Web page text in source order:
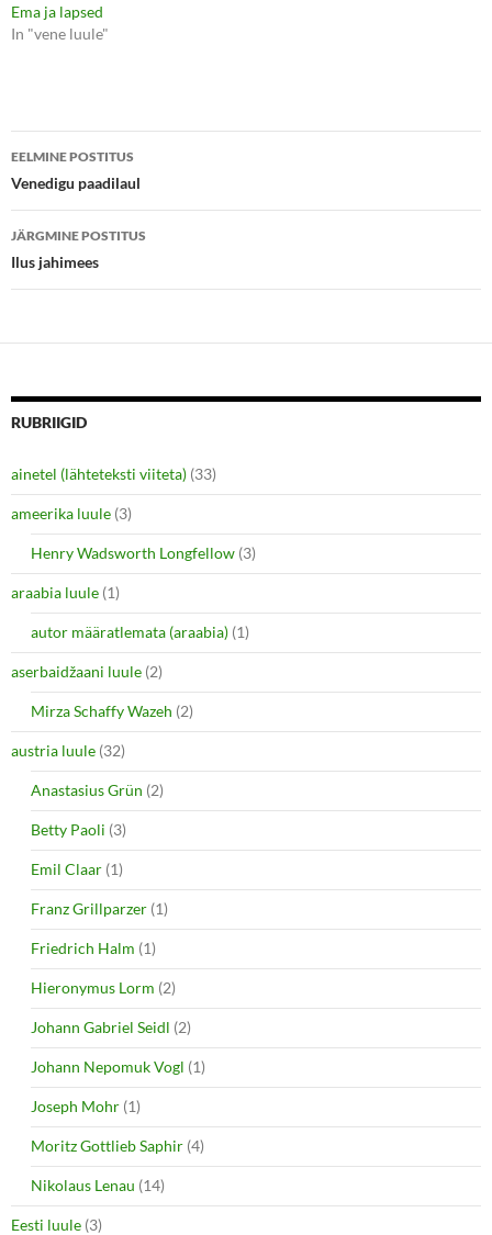
n
T
w
(
p
n
i
n
n
e
w
w
o
F
k
O
e
s
i
n
w
d
Ema ja lapsed
In "vene luule"
Postituste
töölaud
EELMINE POSTITUS
Venedigu paadilaul
JÄRGMINE POSTITUS
Ilus jahimees
RUBRIIGID
ainetel (lähteteksti viiteta) (33)
ameerika luule (3)
Henry Wadsworth Longfellow (3)
araabia luule (1)
autor määratlemata (araabia) (1)
aserbaidžaani luule (2)
Mirza Schaffy Wazeh (2)
austria luule (32)
Anastasius Grün (2)
Betty Paoli (3)
Emil Claar (1)
Franz Grillparzer (1)
Friedrich Halm (1)
Hieronymus Lorm (2)
Johann Gabriel Seidl (2)
Johann Nepomuk Vogl (1)
Joseph Mohr (1)
Moritz Gottlieb Saphir (4)
Nikolaus Lenau (14)
Eesti luule (3)